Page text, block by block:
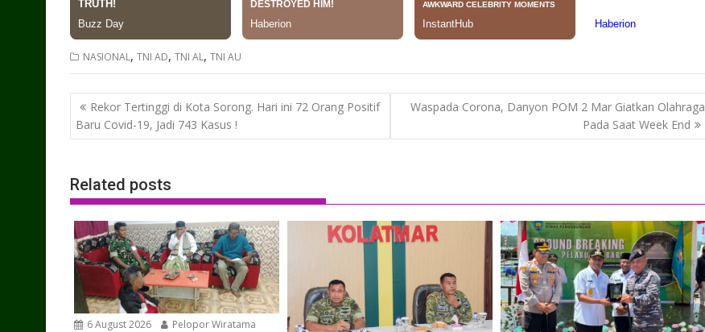
NASIONAL, TNI AD, TNI AL, TNI AU
Post
navigation
Rekor Tertinggi di Kota Sorong. Hari ini 72 Orang Positif
Baru Covid-19, Jadi 743 Kasus !
Waspada Corona, Danyon POM 2 Mar Giatkan Olahraga
Pada Saat Week End
Related posts
6 August 2026 Pelopor Wiratama